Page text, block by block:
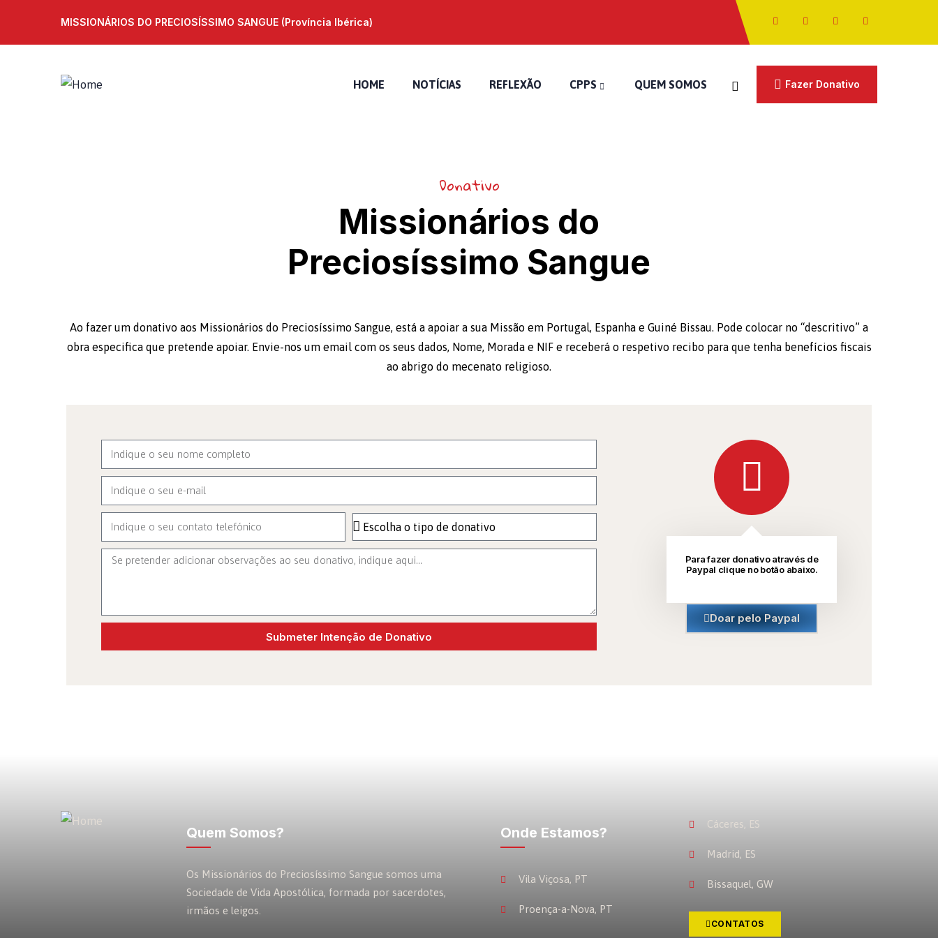
MISSIONÁRIOS DO PRECIOSÍSSIMO SANGUE (Província Ibérica)
HOME NOTÍCIAS REFLEXÃO CPPS QUEM SOMOS Fazer Donativo
Donativo
Missionários do
Preciosíssimo Sangue
Ao fazer um donativo aos Missionários do Preciosíssimo Sangue, está a apoiar a sua Missão em Portugal, Espanha e Guiné Bissau. Pode colocar no “descritivo” a
obra especifica que pretende apoiar. Envie-nos um email com os seus dados, Nome, Morada e NIF e receberá o respetivo recibo para que tenha benefícios fiscais
ao abrigo do mecenato religioso.
Submeter Intenção de Donativo
Para fazer donativo através de
Paypal clique no botão abaixo.
Doar pelo Paypal
Quem Somos?
Os Missionários do Preciosíssimo Sangue somos uma
Sociedade de Vida Apostólica, formada por sacerdotes,
irmãos e leigos.
Onde Estamos?
Vila Viçosa, PT
Proença-a-Nova, PT
Cáceres, ES
Madrid, ES
Bissaquel, GW
CONTATOS